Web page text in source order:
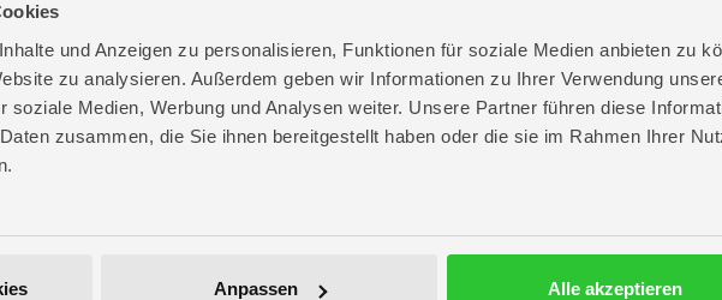
und Anzeigen zu personalisieren, Funktionen für soziale Medien anbieten zu
zu analysieren. Außerdem geben wir Informationen zu Ihrer Verwendung
soziale Medien, Werbung und Analysen weiter. Unsere Partner führen diese
zusammen, die Sie ihnen bereitgestellt haben oder die sie im Rahmen Ihrer
Anpassen Alle akzeptieren
cm
cm